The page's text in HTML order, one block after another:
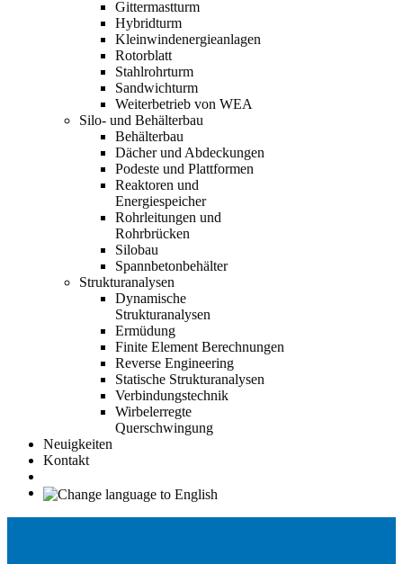
Gittermastturm
Hybridturm
Kleinwindenergieanlagen
Rotorblatt
Stahlrohrturm
Sandwichturm
Weiterbetrieb von WEA
Silo- und Behälterbau
Behälterbau
Dächer und Abdeckungen
Podeste und Plattformen
Reaktoren und
Energiespeicher
Rohrleitungen und
Rohrbrücken
Silobau
Spannbetonbehälter
Strukturanalysen
Dynamische
Strukturanalysen
Ermüdung
Finite Element Berechnungen
Reverse Engineering
Statische Strukturanalysen
Verbindungstechnik
Wirbelerregte
Querschwingung
Neuigkeiten
Kontakt